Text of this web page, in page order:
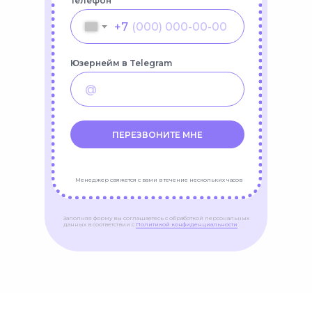
+7
Юзернейм в Telegram
ПЕРЕЗВОНИТЕ МНЕ
Менеджер свяжется с вами в течение нескольких часов
Заполняя форму вы соглашаетесь с обработкой персональных
данных в соответствии с Политикой конфиденциальности
время с хвостатым другом
БОЛЕЕ 10 000
ДОВОЛЬНЫХ
ХОЗЯЕВ